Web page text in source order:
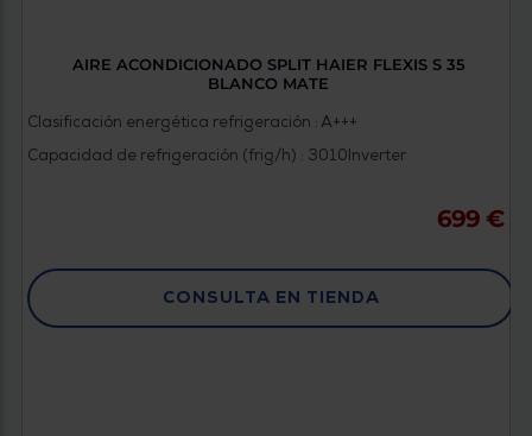
AIRE ACONDICIONADO SPLIT HAIER FLEXIS S 35
BLANCO MATE
Clasificación energética refrigeración : A+++
Capacidad de refrigeración (frig/h) : 3010 Inverter
699 €
CONSULTA EN TIENDA